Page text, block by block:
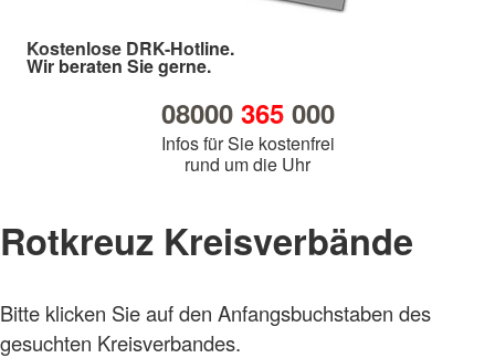
Kostenlose DRK-Hotline.
Wir beraten Sie gerne.
08000 365000
Infos für Sie kostenfrei
rund um die Uhr
Rotkreuz Kreisverbände
Bitte klicken Sie auf den Anfangsbuchstaben des
gesuchten Kreisverbandes.